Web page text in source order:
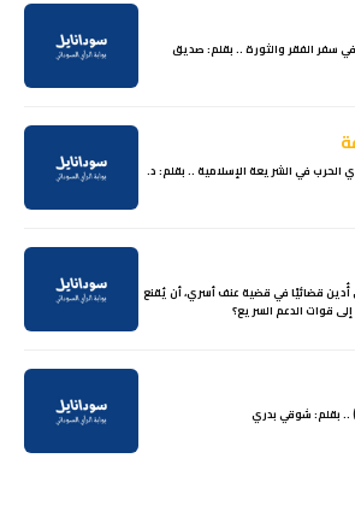
في سفر الفقر والثورة .. بقلم: صديق
الحرب في الشريعة الإسلامية .. بقلم: د.
أُدين قضائيًا في قضية عنف أسري، أن يُقنع
إلى قوات الدعم السريع؟